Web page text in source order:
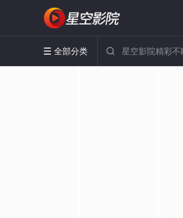
 全部分类 